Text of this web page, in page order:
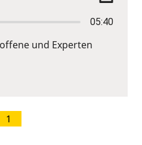
05:40
und Experten
1